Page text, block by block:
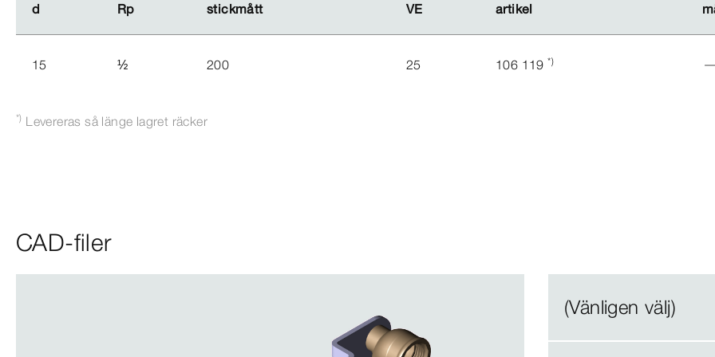
d Rp stickmått VE artikel
d Rp stickmått VE artikel
15 ½ 200 25 106 119 *)
*) Levereras så länge lagret räcker
CAD-filer
(Vänligen välj)